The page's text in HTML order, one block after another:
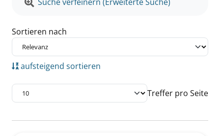
Sortieren nach
aufsteigend sortieren
Treffer pro Seite